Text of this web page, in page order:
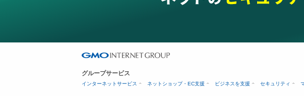
グループサービス
インターネットサービス ネットショップ・EC支援 ビジネスを支援 セキュリティ